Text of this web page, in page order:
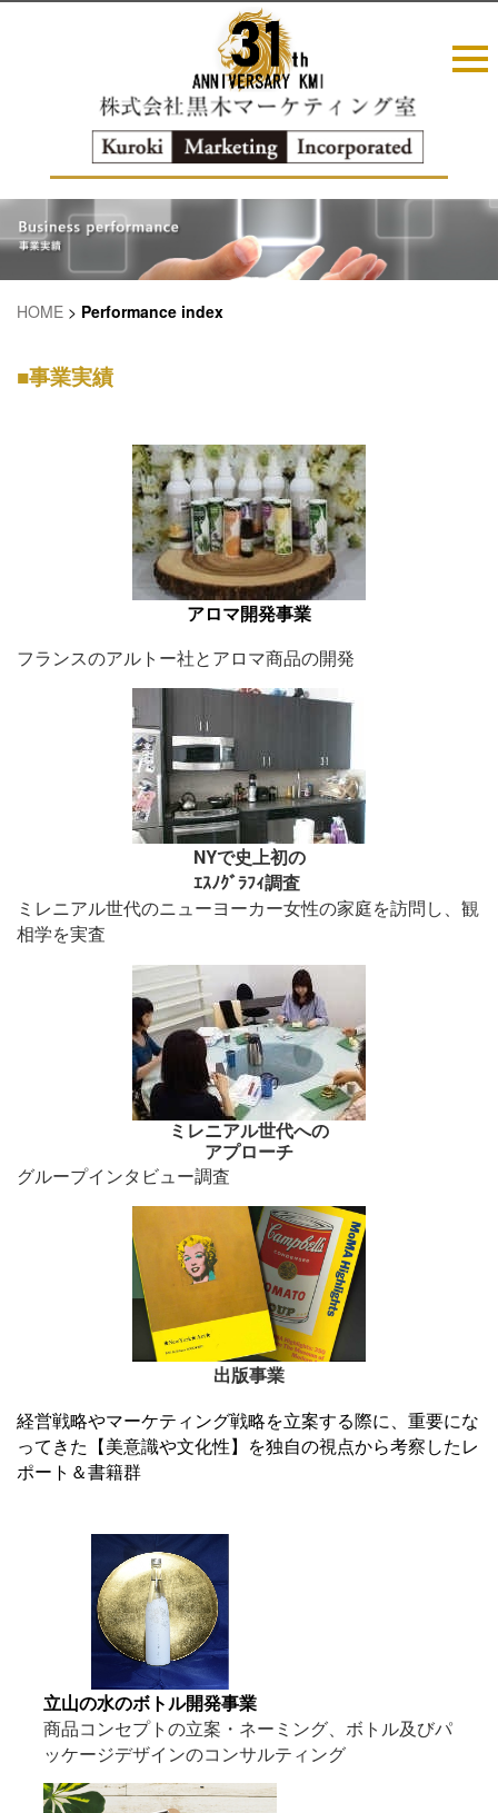
HOME > Performance index
■事業実績
アロマ開発事業
フランスのアルトー社とアロマ商品の開発
NYで史上初の
ｴｽﾉｸﾞﾗﾌｨ調査
ミレニアル世代のニューヨーカー女性の家庭を訪問し、観
相学を実査
ミレニアル世代への
アプローチ
グループインタビュー調査
出版事業
経営戦略やマーケティング戦略を立案する際に、重要にな
ってきた【美意識や文化性】を独自の視点から考察したレ
ポート＆書籍群
立山の水のボトル開発事業
商品コンセプトの立案・ネーミング、ボトル及びパ
ッケージデザインのコンサルティング